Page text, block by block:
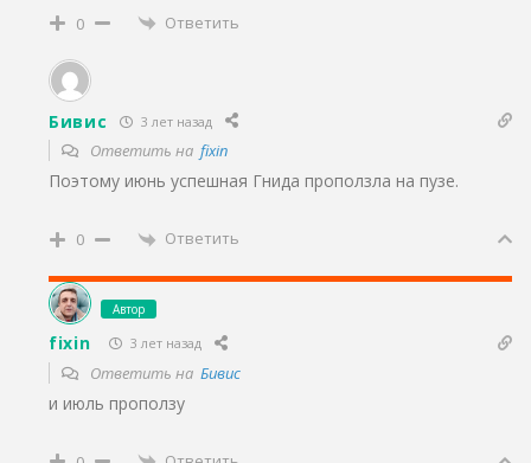
0 Ответить
Бивис 3 лет назад
Ответить на fixin
Поэтому июнь успешная Гнида проползла на пузе.
0 Ответить
Автор
fixin 3 лет назад
Ответить на Бивис
и июль проползу